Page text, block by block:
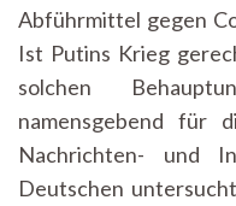
Abführmittel gegen
Ist Putins Krieg
solchen
namensgebend für
Nachrichten- und
Deutschen